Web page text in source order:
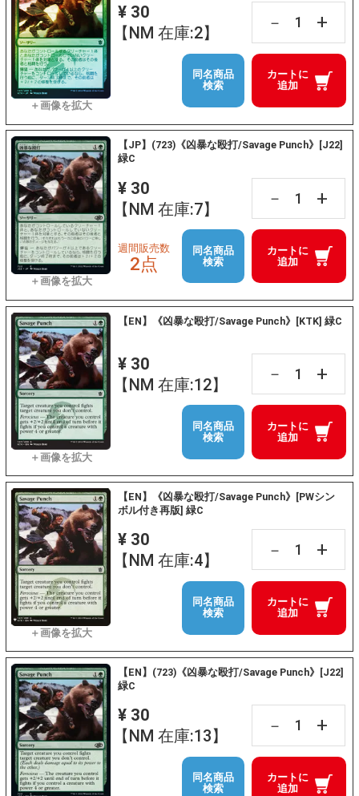
¥ 30
【NM 在庫:2】
－ +
カートに
追加
同名商品
検索
【JP】(723)《凶暴な殴打/Savage Punch》[J22]
緑C
¥ 30
【NM 在庫:7】
－ +
カートに
追加
週間販売数
2点
同名商品
検索
【EN】《凶暴な殴打/Savage Punch》[KTK] 緑C
¥ 30
【NM 在庫:12】
－ +
カートに
追加
同名商品
検索
【EN】《凶暴な殴打/Savage Punch》[PWシン
ボル付き再版] 緑C
¥ 30
【NM 在庫:4】
－ +
カートに
追加
同名商品
検索
【EN】(723)《凶暴な殴打/Savage Punch》[J22]
緑C
¥ 30
【NM 在庫:13】
－ +
カートに
追加
同名商品
検索